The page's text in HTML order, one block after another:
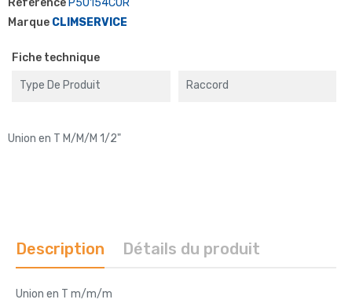
Référence P50154COR
Marque CLIMSERVICE
Fiche technique
Type De Produit Raccord
Union en T M/M/M 1/2"
Description Détails du produit
Union en T m/m/m